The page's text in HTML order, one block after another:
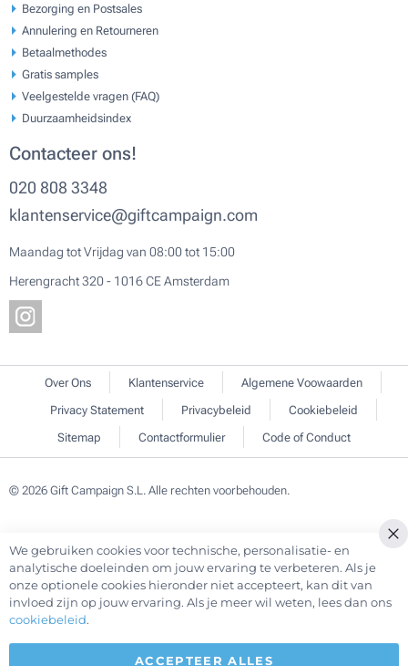
Bezorging en Postsales
Annulering en Retourneren
Betaalmethodes
Gratis samples
Veelgestelde vragen (FAQ)
Duurzaamheidsindex
Contacteer ons!
020 808 3348
klantenservice@giftcampaign.com
Maandag tot Vrijdag van 08:00 tot 15:00
Herengracht 320 - 1016 CE Amsterdam
Over Ons Klantenservice
Algemene Voowaarden
Privacy Statement
Privacybeleid
Cookiebeleid
Sitemap
Contactformulier Code of Conduct
© 2026 Gift Campaign S.L. Alle rechten voorbehouden.
We gebruiken cookies voor technische, personalisatie- en
analytische doeleinden om jouw ervaring te verbeteren. Als je
onze optionele cookies hieronder niet accepteert, kan dit van
invloed zijn op jouw ervaring. Als je meer wil weten, lees dan ons
cookiebeleid.
ACCEPTEER ALLES